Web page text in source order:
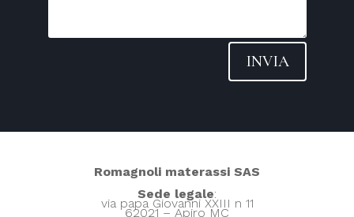
INVIA
Romagnoli materassi SAS
Sede legale:
via papa Giovanni XXIII n 11
62021 – Apiro MC